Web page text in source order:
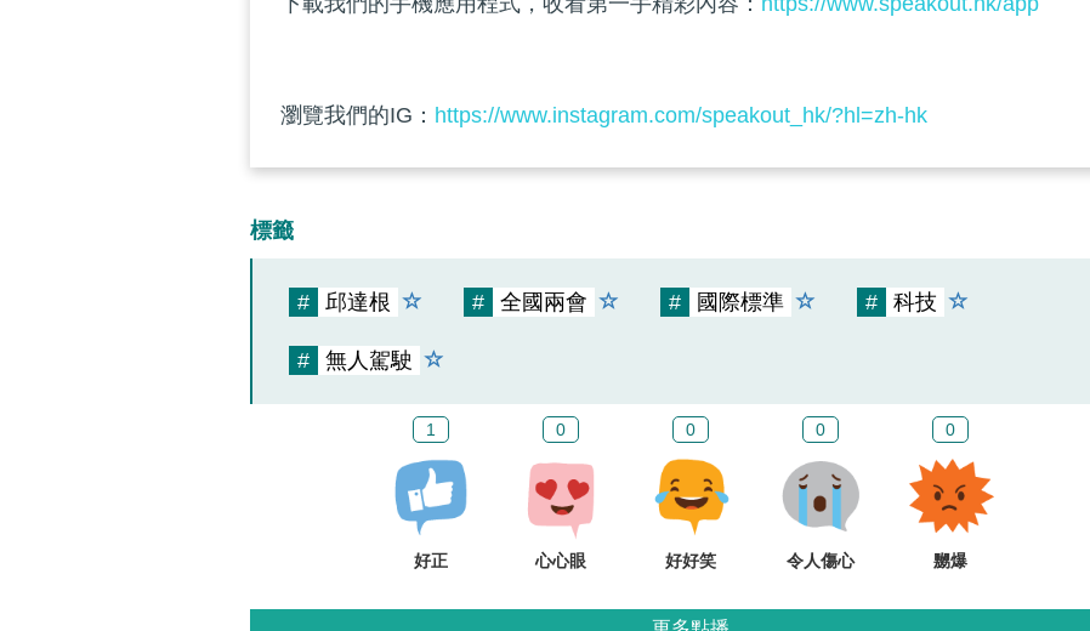
瀏覽我們的IG： https://www.instagram.com/speakout_hk/?hl=zh-hk
標籤
# 邱達根 # 全國兩會 # 國際標準 # 科技
# 無人駕駛
1
好正
0
心心眼
0
好好笑
0
令人傷心
0
嬲爆